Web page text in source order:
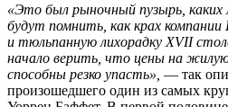
«Это был рыночный пузырь, каких
будут помнить, как крах
и тюльпанную лихорадку XVII
начало верить, что цены на
способны резко упасть», — так
произошедшего один из самых